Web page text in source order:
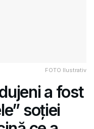
FOTO Ilustrativ
a fost
soției